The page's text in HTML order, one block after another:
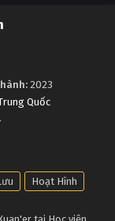
Truyện Tập 68
Truyện Tập 67
Truyện Tập 66
2023
Quốc
Hoạt Hình